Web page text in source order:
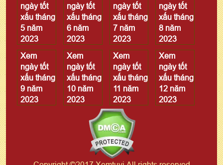
ngày tốt
xấu tháng
5 năm
2023
ngày tốt
xấu tháng
6 năm
2023
ngày tốt
xấu tháng
7 năm
2023
ngày tốt
xấu tháng
8 năm
2023
Xem
ngày tốt
xấu tháng
9 năm
2023
Xem
ngày tốt
xấu tháng
10 năm
2023
Xem
ngày tốt
xấu tháng
11 năm
2023
Xem
ngày tốt
xấu tháng
12 năm
2023